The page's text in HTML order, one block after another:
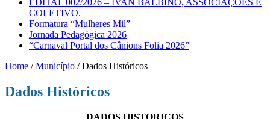
COLETIVO.
Formatura “Mulheres Mil”
Jornada Pedagógica 2026
“Carnaval Portal dos Cânions Folia 2026”
Home / Município / Dados Históricos
Dados Históricos
DADOS HISTORICOS